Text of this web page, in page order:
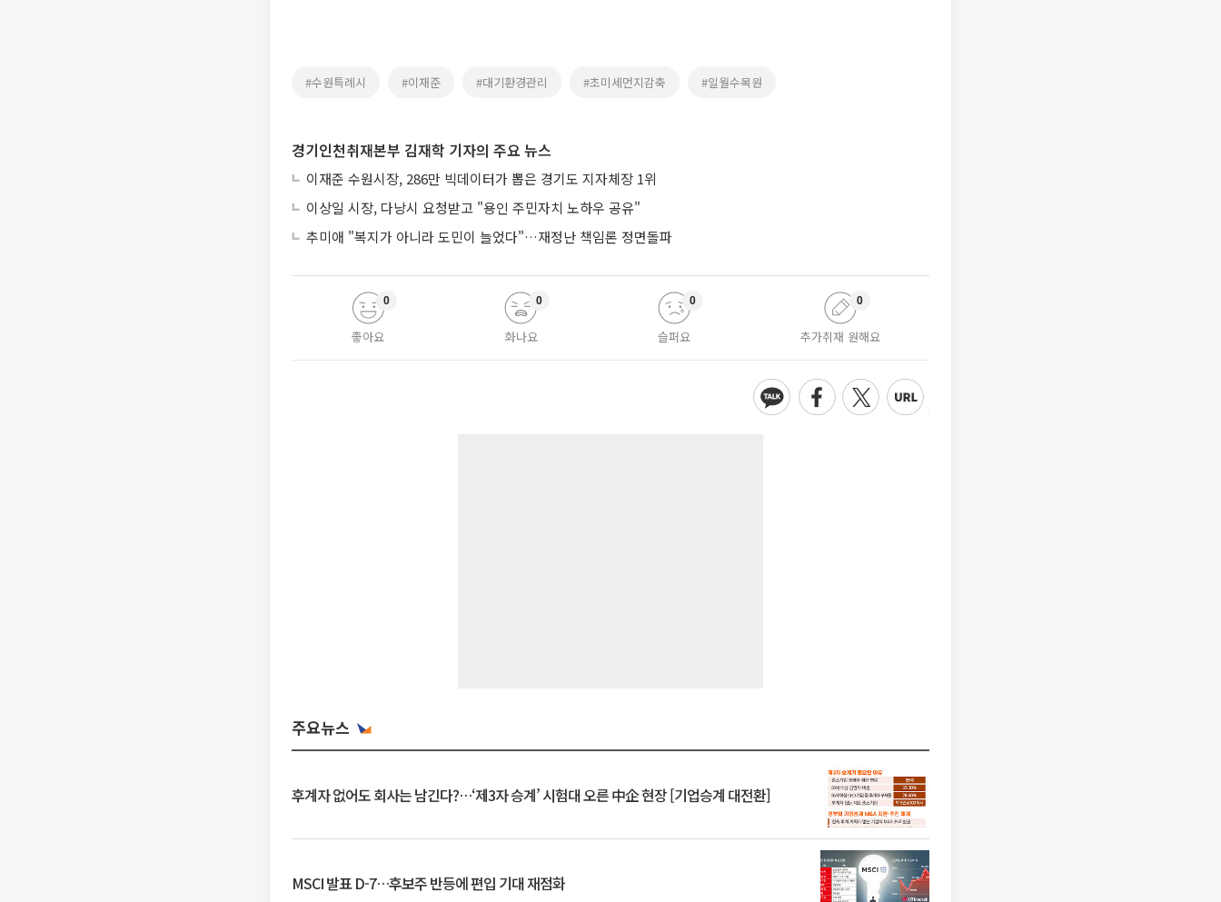
#수원특례시 #이재준 #대기환경관리 #초미세먼지감축 #일월수목원
경기인천취재본부 김재학 기자의 주요 뉴스
이재준 수원시장, 286만 빅데이터가 뽑은 경기도 지자체장 1위
이상일 시장, 다낭시 요청받고 "용인 주민자치 노하우 공유"
추미애 "복지가 아니라 도민이 늘었다"…재정난 책임론 정면돌파
좋아요
0
화나요
0
슬퍼요
0
추가취재 원해요
0
주요뉴스
후계자 없어도 회사는 남긴다?…‘제3자 승계’ 시험대 오른 中企 현장 [기업승계 대전환]
MSCI 발표 D-7…후보주 반등에 편입 기대 재점화